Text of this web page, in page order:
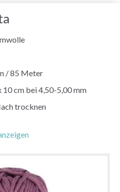
/ 85 Meter
10 cm bei 4,50-5,00 mm
trocknen